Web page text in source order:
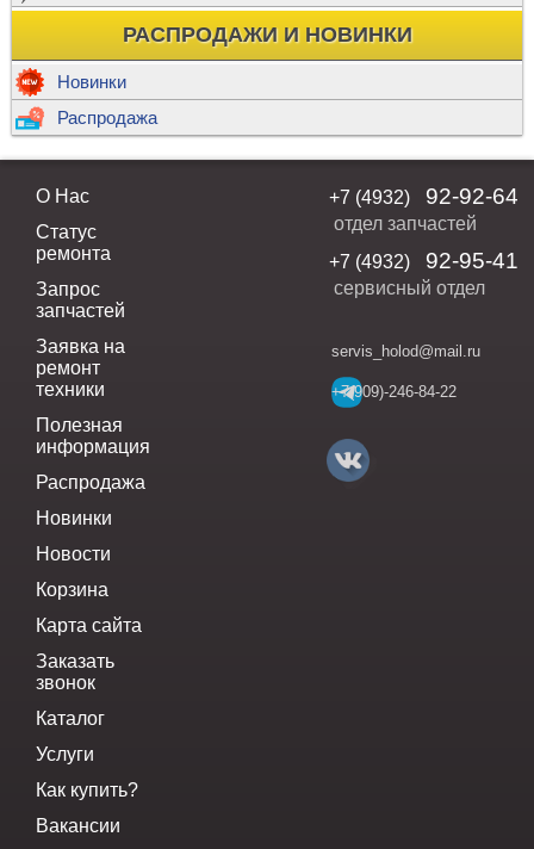
РАСПРОДАЖИ И НОВИНКИ
Новинки
Распродажа
О Нас
Статус
ремонта
Запрос
запчастей
Заявка на
ремонт
техники
Полезная
информация
Распродажа
Новинки
Новости
Корзина
Карта сайта
Заказать
звонок
Каталог
Услуги
Как купить?
Вакансии
+7 (4932) 92-92-64
отдел запчастей
+7 (4932)
92-95-41
сервисный отдел
servis_holod@mail.ru
+7(909)-246-84-22